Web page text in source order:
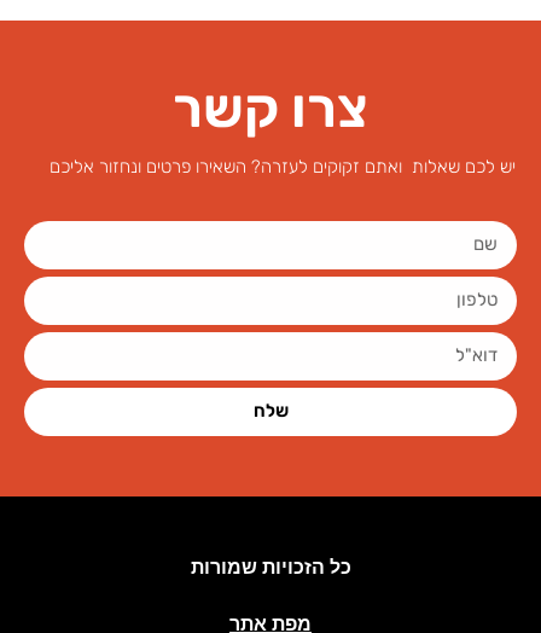
צרו קשר
יש לכם שאלות ואתם זקוקים לעזרה? השאירו פרטים ונחזור אליכם
שלח
כל הזכויות שמורות
מפת אתר